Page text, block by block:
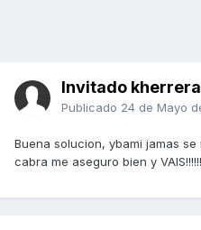
Invitado
Publicado 24 de Mayo
Buena solucion, ybami jamas
cabra me aseguro bien y VAIS!!!!!!